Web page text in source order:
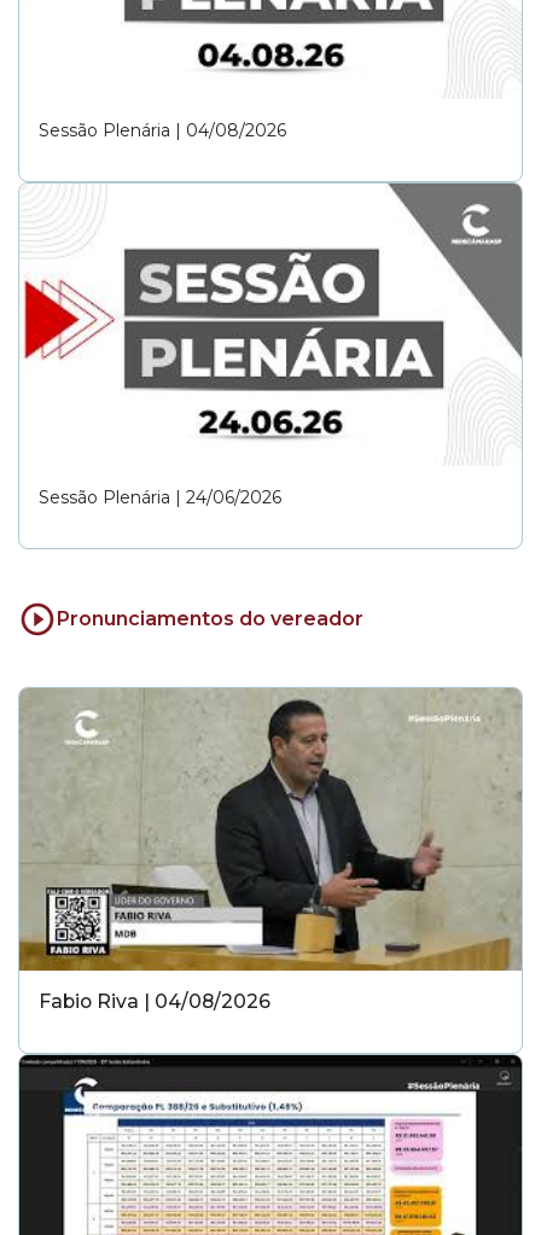
Sessão Plenária | 04/08/2026
Sessão Plenária | 24/06/2026
Pronunciamentos do vereador
Fabio Riva | 04/08/2026